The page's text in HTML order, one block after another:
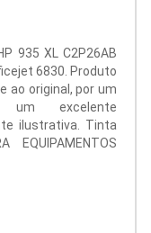
935 XL C2P26AB
6830. Produto
ao original, por um
um excelente
ilustrativa. Tinta
EQUIPAMENTOS